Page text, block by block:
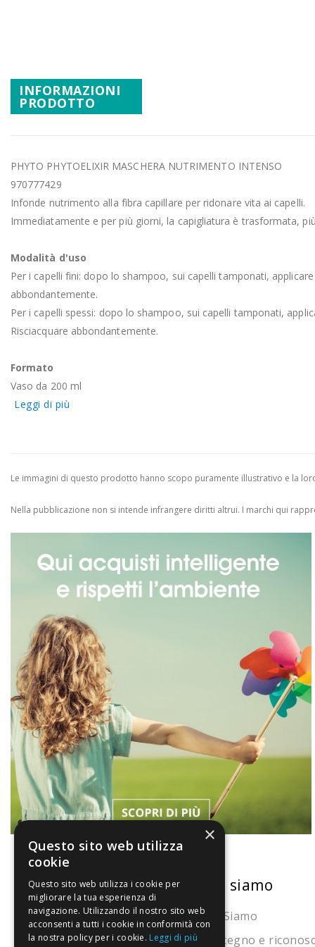
di
immagini
INFORMAZIONI
PRODOTTO
PHYTO PHYTOELIXIR MASCHERA NUTRIMENTO INTENSO
970777429
Infonde nutrimento alla fibra capillare per ridonare vita ai capelli.
Immediatamente e per più giorni, la capigliatura è trasformata,
Modalità d'uso
Per i capelli fini: dopo lo shampoo, sui capelli tamponati,
abbondantemente.
Per i capelli spessi: dopo lo shampoo, sui capelli tamponati,
Risciacquare abbondantemente.
Formato
Vaso da 200 ml
Leggi di più
Le immagini di questo prodotto hanno scopo puramente illustrativo e la
Nella pubblicazione non si intende infrangere diritti altrui. I marchi qui
La nostra convenienza
Il risparmio che fa ambiente
Il nostro manifesto
Chi siamo
Chi Siamo
Sostegno e
×
Questo sito web utilizza
cookie
Questo sito web utilizza i cookie per
migliorare la tua esperienza di
navigazione. Utilizzando il nostro sito web
acconsenti a tutti i cookie in conformità con
la nostra policy per i cookie. Leggi di più